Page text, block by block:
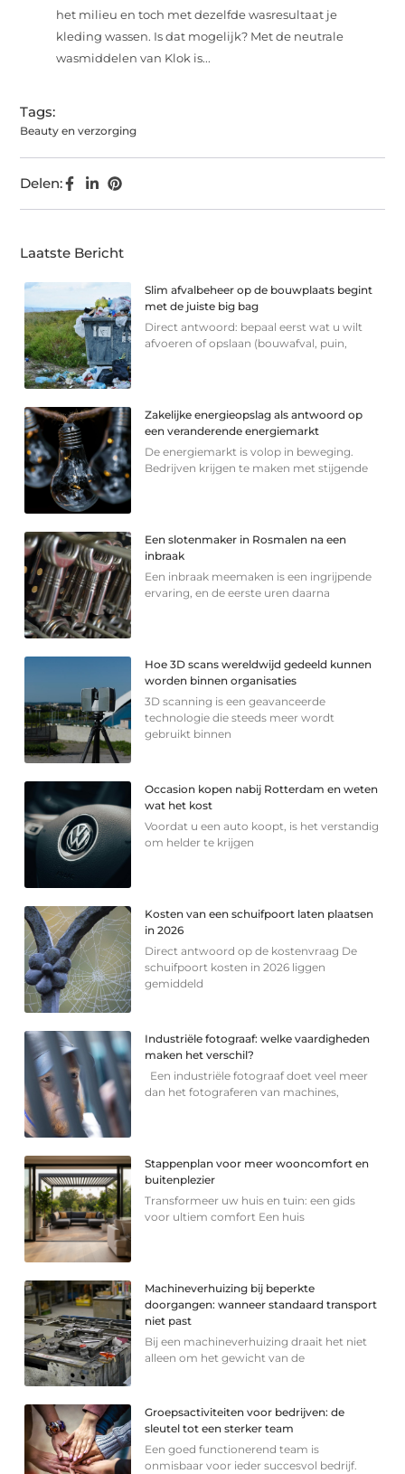
het milieu en toch met dezelfde wasresultaat je
kleding wassen. Is dat mogelijk? Met de neutrale
wasmiddelen van Klok is...
Tags:
Beauty en verzorging
Delen:
Laatste Bericht
Slim afvalbeheer op de bouwplaats begint
met de juiste big bag
Direct antwoord: bepaal eerst wat u wilt
afvoeren of opslaan (bouwafval, puin,
Zakelijke energieopslag als antwoord op
een veranderende energiemarkt
De energiemarkt is volop in beweging.
Bedrijven krijgen te maken met stijgende
Een slotenmaker in Rosmalen na een
inbraak
Een inbraak meemaken is een ingrijpende
ervaring, en de eerste uren daarna
Hoe 3D scans wereldwijd gedeeld kunnen
worden binnen organisaties
3D scanning is een geavanceerde
technologie die steeds meer wordt
gebruikt binnen
Occasion kopen nabij Rotterdam en weten
wat het kost
Voordat u een auto koopt, is het verstandig
om helder te krijgen
Kosten van een schuifpoort laten plaatsen
in 2026
Direct antwoord op de kostenvraag De
schuifpoort kosten in 2026 liggen
gemiddeld
Industriële fotograaf: welke vaardigheden
maken het verschil?
Een industriële fotograaf doet veel meer
dan het fotograferen van machines,
Stappenplan voor meer wooncomfort en
buitenplezier
Transformeer uw huis en tuin: een gids
voor ultiem comfort Een huis
Machineverhuizing bij beperkte
doorgangen: wanneer standaard transport
niet past
Bij een machineverhuizing draait het niet
alleen om het gewicht van de
Groepsactiviteiten voor bedrijven: de
sleutel tot een sterker team
Een goed functionerend team is
onmisbaar voor ieder succesvol bedrijf.